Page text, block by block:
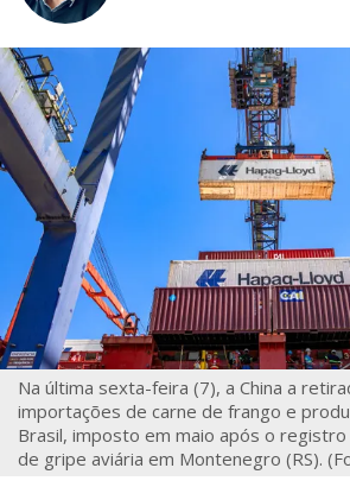
Na última sexta-feira (7), a China a
importações de carne de frango e
Brasil, imposto em maio após o
de gripe aviária em Montenegro (RS).